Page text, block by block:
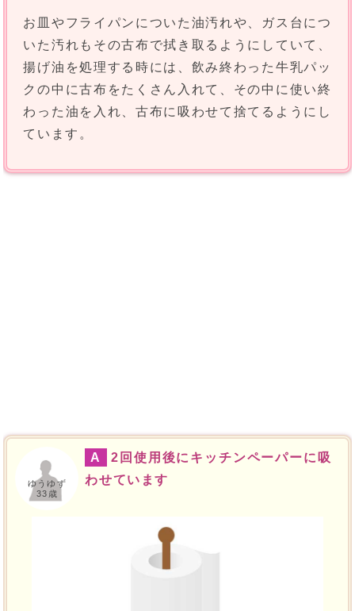
お皿やフライパンについた油汚れや、ガス台につ
いた汚れもその古布で拭き取るようにしていて、
揚げ油を処理する時には、飲み終わった牛乳パッ
クの中に古布をたくさん入れて、その中に使い終
わった油を入れ、古布に吸わせて捨てるようにし
ています。
ゆうゆず
33歳
A
2回使用後にキッチンペーパーに吸
わせています